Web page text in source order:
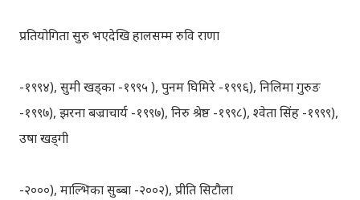
प्रतियोगिता सुरु भएदेखि हालसम्म रुवि राणा
-१९९४), सुमी खड्का -१९९५ ), पुनम घिमिरे -१९९६), निलिमा गुरुङ
-१९९७), झरना बज्राचार्य -१९९७), निरु श्रेष्ठ -१९९८), श्वेता सिंह -१९९९),
उषा खड्गी
-२०००), माल्भिका सुब्बा -२००२), प्रीति सिटौला